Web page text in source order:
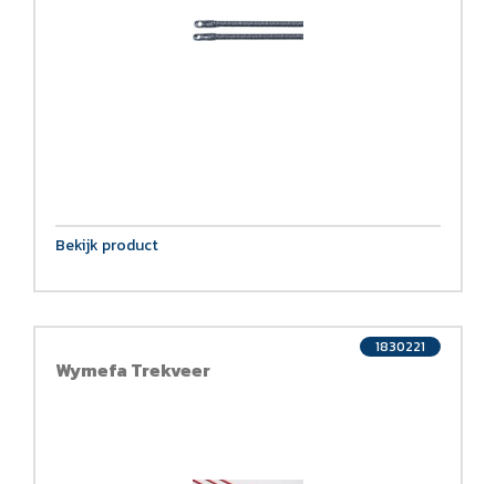
Bekijk product
Wymefa Trekveer
1830221